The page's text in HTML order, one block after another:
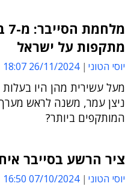
מתקפות על ישראל
יוסי הטוני 26/11/2024 18:07
מעל עשירית מהן היו
ניצן עמר, משנה לראש מערך
המותקפים ביותר?
ציר הרשע בסייבר
יוסי הטוני 07/10/2024 16:50